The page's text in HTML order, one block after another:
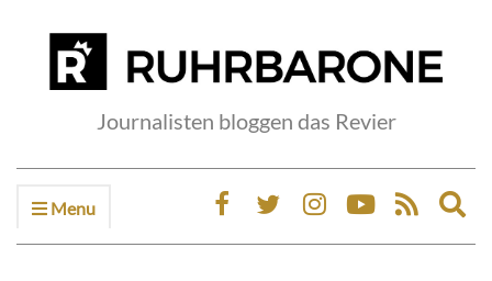
Journalisten bloggen das Revier
Menu